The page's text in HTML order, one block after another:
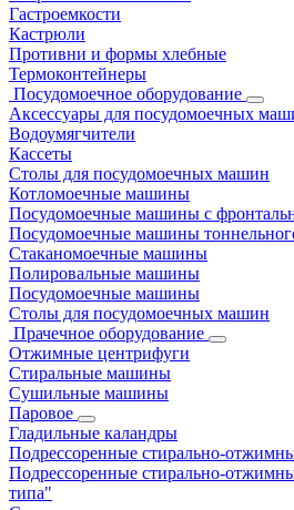
Гастроемкости
Кастрюли
Противни и формы хлебные
Термоконтейнеры
Посудомоечное оборудование
Аксессуары для посудомоечных
Водоумягчители
Кассеты
Столы для посудомоечных машин
Котломоечные машины
Посудомоечные машины с
Посудомоечные машины
Стаканомоечные машины
Полировальные машины
Посудомоечные машины
Столы для посудомоечных машин
Прачечное оборудование
Отжимные центрифуги
Стиральные машины
Сушильные машины
Паровое
Гладильные каландры
Подрессоренные стирально-
Подрессоренные стирально-
типа"